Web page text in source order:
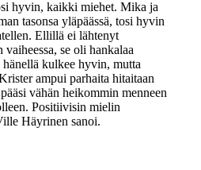
hyvin, kaikki miehet. Mika ja
tasonsa yläpäässä, tosi hyvin
Ellillä ei lähtenyt
se oli hankalaa
kulkee hyvin, mutta
ampui parhaita hitaitaan
vähän heikommin menneen
Positiivisin mielin
Häyrinen sanoi.